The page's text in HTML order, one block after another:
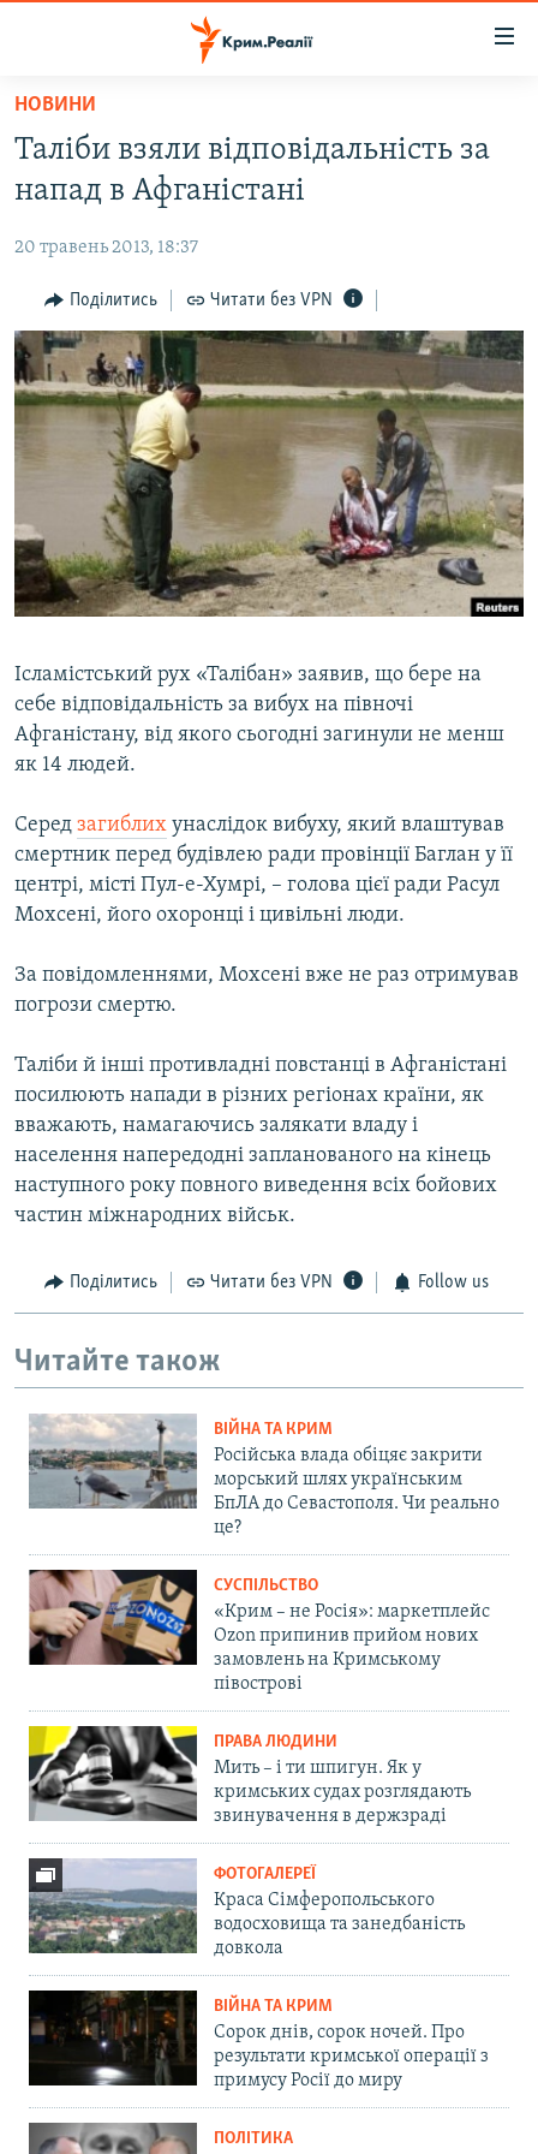
Перейти
основного
матеріалу
до
навігації
Перейти
до
пошуку
НОВИНИ
ВІДЕО ТА ФОТО
ПОЛІТИКА
БЛОГИ
ПОГЛЯД
ІНТЕРВ'Ю
ВСЕ ЗА ДЕНЬ
СПЕЦПРОЕКТИ
ДЕПОРТАЦІЯ
ВІДЕОУРОКИ «ELIFBE»
СВІДЧЕННЯ ОКУПАЦІЇ
ІНФОГРАФІКА
ЯК ОБІЙТИ БЛОКУВАННЯ
Русский
Qırımtatar
ДОЛУЧАЙСЯ!
НОВИНИ
Таліби взяли відповідальність за
напад в Афганістані
20 травень 2013, 18:37
Поділитись Читати без VPN
Ісламістський рух «Талібан» заявив, що бере на
себе відповідальність за вибух на півночі
Афганістану, від якого сьогодні загинули не менш
як 14 людей.
Серед загиблих унаслідок вибуху, який влаштував
смертник перед будівлею ради провінції Баглан у її
центрі, місті Пул-е-Хумрі, – голова цієї ради Расул
Мохсені, його охоронці і цивільні люди.
За повідомленнями, Мохсені вже не раз отримував
погрози смертю.
Таліби й інші противладні повстанці в Афганістані
посилюють напади в різних регіонах країни, як
вважають, намагаючись залякати владу і
населення напередодні запланованого на кінець
наступного року повного виведення всіх бойових
частин міжнародних військ.
Поділитись Читати без VPN Follow us
Читайте також
ВІЙНА ТА КРИМ
Російська влада обіцяє закрити
морський шлях українським
БпЛА до Севастополя. Чи реально
це?
СУСПІЛЬСТВО
«Крим – не Росія»: маркетплейс
Ozon припинив прийом нових
замовлень на Кримському
півострові
ПРАВА ЛЮДИНИ
Мить – і ти шпигун. Як у
кримських судах розглядають
звинувачення в держзраді
ФОТОГАЛЕРЕЇ
Краса Сімферопольського
водосховища та занедбаність
довкола
ВІЙНА ТА КРИМ
Сорок днів, сорок ночей. Про
результати кримської операції з
примусу Росії до миру
ПОЛІТИКА